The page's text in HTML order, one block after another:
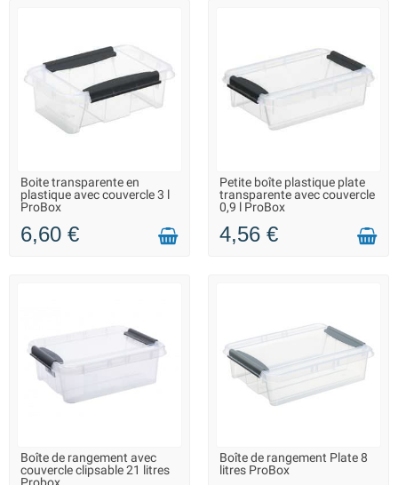
LIVRAISON 2 À 3 JOURS
Boite transparente en
plastique avec couvercle 3 l
ProBox
6,60 €
LIVRAISON 2 À 3 JOURS
Petite boîte plastique plate
transparente avec couvercle
0,9 l ProBox
4,56 €
LIVRAISON 2 À 3 JOURS
Boîte de rangement avec
couvercle clipsable 21 litres
Probox
LIVRAISON 2 À 3 JOURS
Boîte de rangement Plate 8
litres ProBox